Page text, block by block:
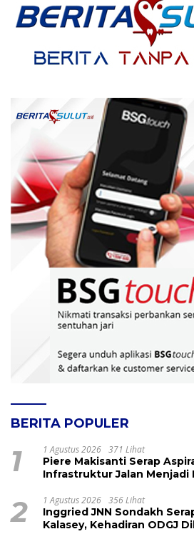
BERITA POPULER
1 1 Agustus 2026 371 Lihat
Piere Makisanti Serap
Infrastruktur Jalan Menjadi
2 1 Agustus 2026 356 Lihat
Inggried JNN Sondakh
Kalasey, Kehadiran ODGJ